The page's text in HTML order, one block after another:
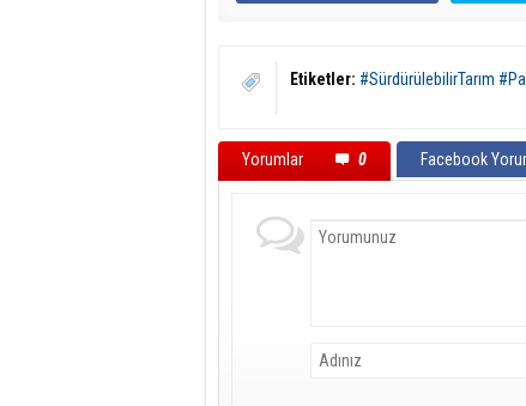
Etiketler: #SürdürülebilirTarım
Yorumlar 0 Facebook